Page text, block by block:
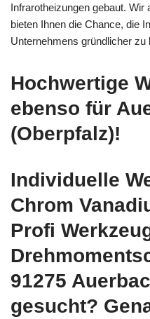
Infrarotheizungen gebaut.
bieten Ihnen die Chance, die
Unternehmens gründlicher zu
Hochwertige
ebenso für
(Oberpfalz)!
Individuelle
Chrom
Profi
91275
gesucht?